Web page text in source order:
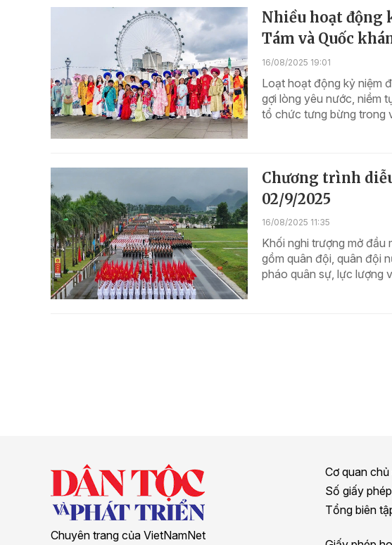
Nhiều hoạt động
Tám và Quốc
16/08/2025 19:01
Loạt hoạt động kỷ niệm
gợi lòng yêu nước, niềm
tổ chức tưng bừng trong
Chương trình
02/9/2025
16/08/2025 11:35
Khối nghi trượng mở đầu
gồm quân đội, quân đội
pháo quân sự, lực lượng
Chuyên trang của VietNamNet
Cơ quan
Số giấy
Tổng biên